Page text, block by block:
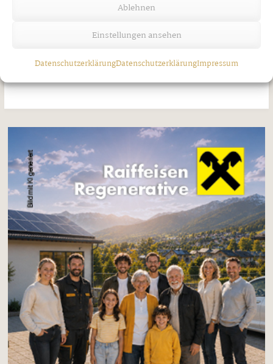
Ablehnen
Einstellungen ansehen
DatenschutzerklärungDatenschutzerklärungImpressum
Starke Frauen machen Karriere bei